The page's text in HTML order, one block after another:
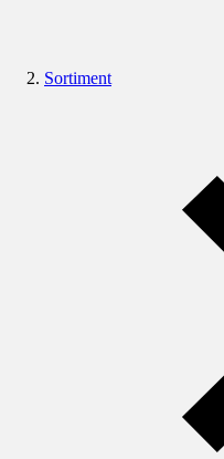
Sortiment